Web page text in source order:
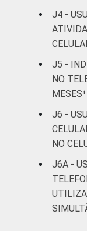
Renda
J4 -
J5 -
NO
MESES¹
J6 -
NO
J6A -